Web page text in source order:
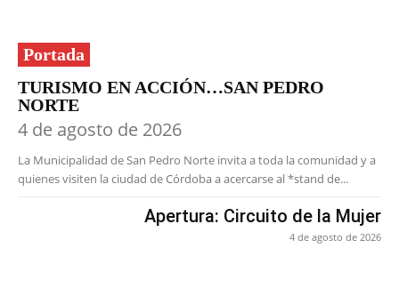
Portada
TURISMO EN ACCIÓN…SAN PEDRO
NORTE
4 de agosto de 2026
La Municipalidad de San Pedro Norte invita a toda la comunidad y a
quienes visiten la ciudad de Córdoba a acercarse al *stand de...
Apertura: Circuito de la Mujer
4 de agosto de 2026